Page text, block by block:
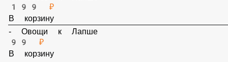
- Лосось к Лапше
199 ₽
В корзину